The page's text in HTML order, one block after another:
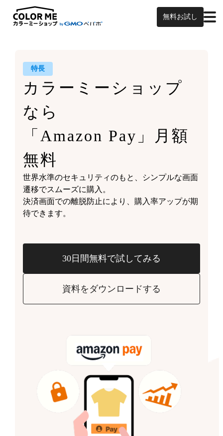
無料お試し
特長
カラーミーショップ
なら
「Amazon Pay」月額
無料
世界水準のセキュリティのもと、シンプルな画面
遷移でスムーズに購入。
決済画面での離脱防止により、購入率アップが期
待できます。
30日間無料で試してみる
資料をダウンロードする